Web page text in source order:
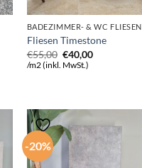
BADEZIMMER- & WC FLIESEN
Fliesen Timestone
€55,00 Ursprünglicher
Preis
€40,00Aktueller
/m2 (inkl. MwSt.)
-20%